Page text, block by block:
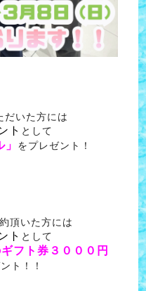
だいた方には
ト として
をプレゼント！
頂いた方には
ト として
ギフト券３０００円
ト！！